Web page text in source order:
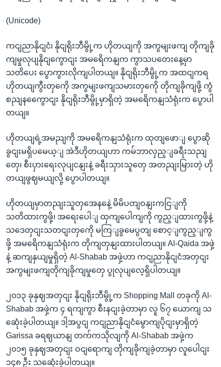
(Unicode)
ကငျညာနိုငျငံ၊ နိုငျရိုးဘီမွို့က ဟိုတယျကို အကွမျးဖကျ တိုကျခို
ကျမှုလုပျနိုငျကွောငျး အမရေိကနျက ကွာသပတေးနေ့မှာ
သတိပေး ပွောကွားလိုကျပါတယျ။ နိုငျရိုးဘီမွို့က အထငျကရ
ဟိုတယျကွီးတှကေို အကွမျးဖကျသမားတှကေို တိုကျခိုကျဖို့ ကွံ
စညျနကွေောငျး နိုငျရိုးဘီမွို့မှာရှိတဲ့ အမရေိကနျသံရုံးက ပွောပါ
တယျ။
ဟိုတယျရဲ့အမညျကို အမရေိကနျသံရုံးက ထုတျဖောျ ပွောဆို
ခွငျးမရှိပမေယ့ျ အဲဒီဟိုတယျဟာ ကမ်ဘာလှည့ျခရီးသညျ
တှေ၊ စီးပှားရေးလုပျငနျးနဲ့ ခရီးသှားသူတှေ အတညျးမြားတဲ့ ဟို
တယျဖွဈမယျလို့ ပွောပါတယျ။
ဟိုတယျမှာတညျးသူတှအေနနေဲ့ မိမိပတျဝနျးကငြျကို
သတိထားကွဖို့၊ အရေးပေါျ ထှကျပေါကျကို ကွည့ျထားကွဖို့နဲ့
သဒေတှငျးသတငျးတှကေို မကြျခွမေပွတျ စောင့ျကွည့ျကွ
ဖို့ အမရေိကနျသံရုံးက တိုကျတှနျးထားပါတယျ။ Al-Qaida အဖှဲ့
နဲ့ ဆကျနှယျမှုရှိတဲ့ Al-Shabab အဖှဲ့ဟာ ကငျညာနိုငျငံအတှငျး
အကွမျးဖကျတိုကျခိုကျမှုတှေ ပွုလုပျလေ့ရှိပါတယျ။
၂၀၁၃ ခုနှဈအတှငျး နိုငျရိုးဘီမွို့က Shopping Mall တခုကို Al-
Shabab အဖှဲ့က ၄ ရကျကွာ စီးနငျးခဲ့တာမှာ လူ ၆၇ ယောကျ သ
ဆေုံးခဲ့ပါတယျ။ ဒါ့အပွငျ ကငျညာနိုငျငံမွောကျပိုငျးမှာရှိတဲ့
Garissa ခရဈယာနျ တက်ကသိုလျကို Al-Shabab အဖှဲ့က
၂၀၁၅ ခုနှဈအတှငျး ဝငျရောကျ တိုကျခိုကျခဲ့တာမှာ လူပေါငျး
၁၄၈ ဦး သဆေုံးခဲ့ပါတယျ။